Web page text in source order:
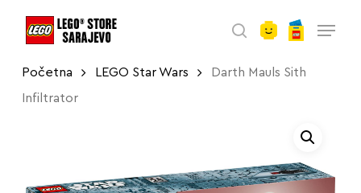
search
Početna LEGO Star Wars Darth Mauls Sith
Infiltrator